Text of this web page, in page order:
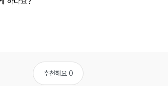
추천해요 0